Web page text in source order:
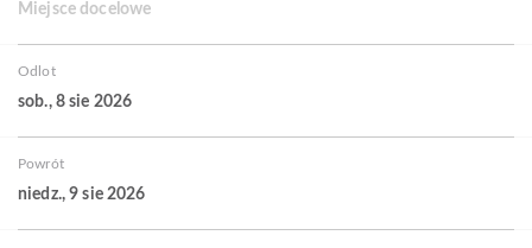
Miejsce docelowe
Odlot
sob., 8 sie 2026
Powrót
niedz., 9 sie 2026